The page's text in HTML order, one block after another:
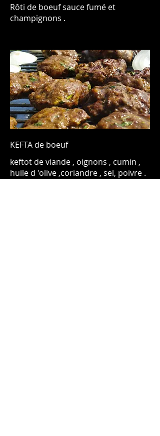
Rôti de boeuf sauce fumé et
champignons .
KEFTA de boeuf
keftot de viande , oignons , cumin ,
huile d 'olive ,coriandre , sel, poivre .